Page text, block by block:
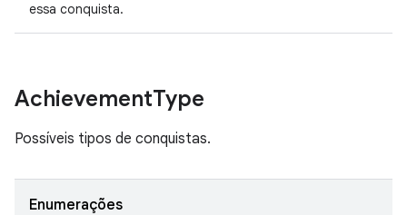
essa conquista.
AchievementType
Possíveis tipos de conquistas.
Enumerações